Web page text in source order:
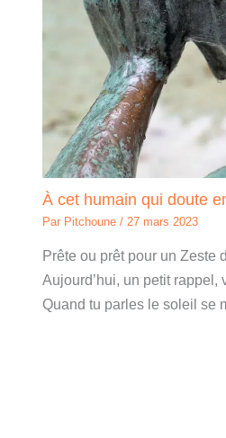
À cet humain qui doute
Par Pitchoune/ 27 mars 2023
Prête ou prêt pour un Zeste
Aujourd’hui, un petit rappel,
Quand tu parles le soleil se